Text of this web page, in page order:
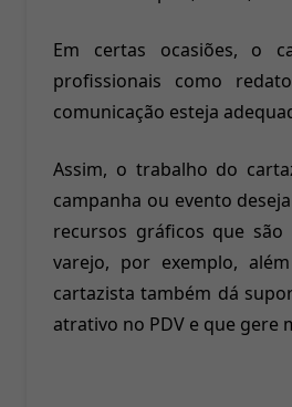
Em certas ocasiões, o
profissionais como
comunicação esteja
Assim, o trabalho do
campanha ou evento
recursos gráficos que
varejo, por exemplo,
cartazista também dá
atrativo no PDV e que gere